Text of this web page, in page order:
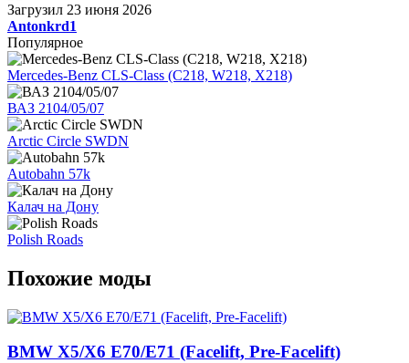
Загрузил 23 июня 2026
Antonkrd1
Популярное
Mercedes-Benz CLS-Class (C218, W218, X218)
ВАЗ 2104/05/07
Arctic Circle SWDN
Autobahn 57k
Калач на Дону
Polish Roads
Похожие моды
BMW X5/X6 E70/E71 (Facelift, Pre-Facelift)